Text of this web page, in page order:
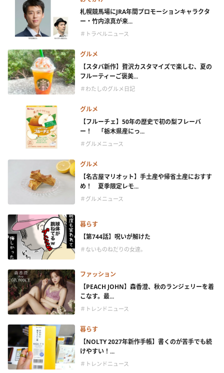
札幌競馬場にJRA年間プロモーションキャラクタ
ー・竹内涼真が来...
＃トラベルニュース
グルメ
【スタバ新作】贅沢カスタマイズで楽しむ、夏の
フルーティーご褒美...
＃わたしのグルメ日記
グルメ
【フルーチェ】50年の歴史で初の梨フレーバ
ー！ 「栃木県産にっ...
＃グルメニュース
グルメ
【名古屋マリオット】手土産や帰省土産におすす
め！ 夏季限定レモ...
＃グルメニュース
暮らす
【第744話】呪いが解けた
＃ないものねだりの女達。
ファッション
【PEACH JOHN】森香澄、秋のランジェリーを着
こなす。最...
＃トレンドニュース
暮らす
【NOLTY 2027年新作手帳】書くのが苦手でも続
けやすい！...
＃トレンドニュース